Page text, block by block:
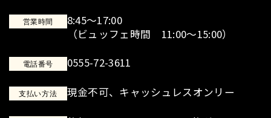
営業時間
8:45～17:00
（ビュッフェ時間 11:00～15:00）
電話番号 0555-72-3611
支払い方法 現金不可、キャッシュレスオンリー